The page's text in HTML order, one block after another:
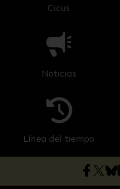
Cicus
Noticias
Línea del tiempo